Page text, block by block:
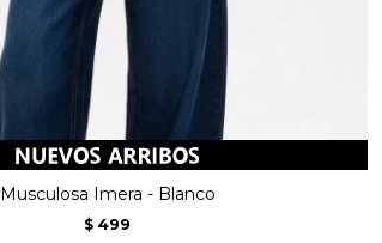
Musculosa Imera - Blanco
$ 499